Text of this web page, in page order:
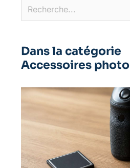
Dans la catégorie
Accessoires photo